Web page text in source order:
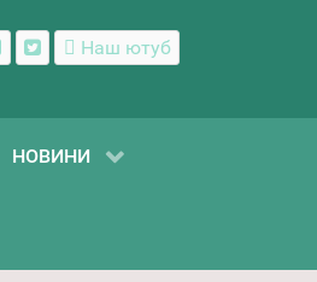
Наш ютуб
НОВИНИ